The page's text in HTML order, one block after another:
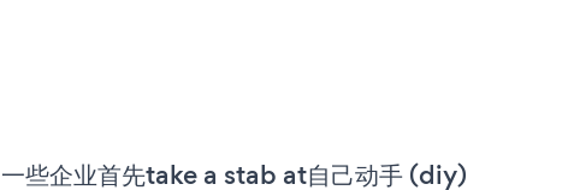
一些企业首先take a stab at自己动手 (diy)